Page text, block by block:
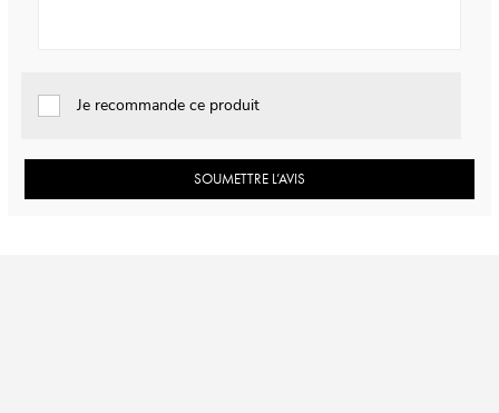
Je recommande ce produit
SOUMETTRE L’AVIS